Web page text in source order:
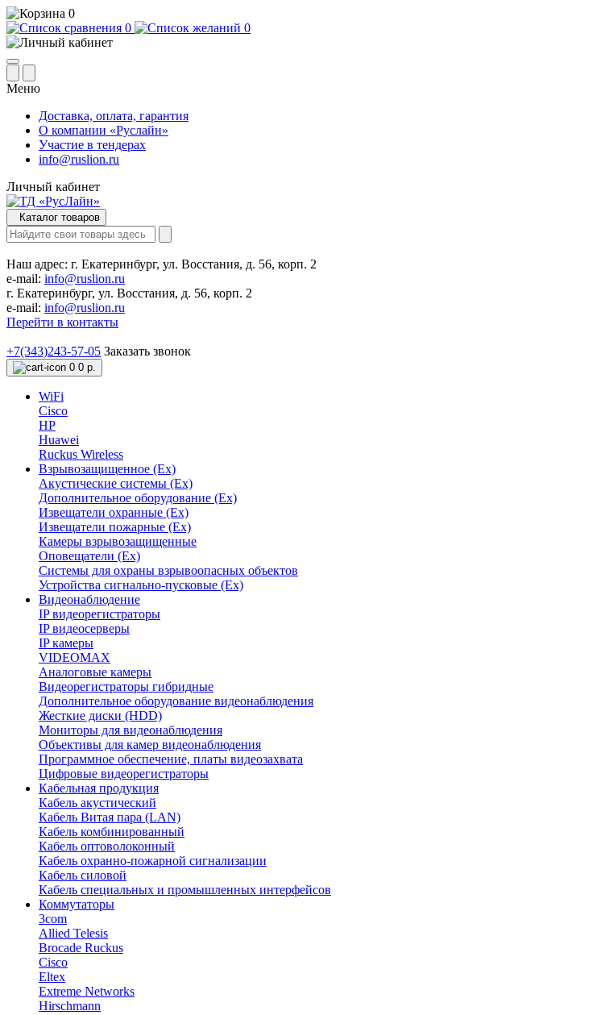
0
0
0
Меню
Доставка, оплата, гарантия
О компании «Руслайн»
Участие в тендерах
info@ruslion.ru
Личный кабинет
Каталог товаров
Наш адрес: г. Екатеринбург, ул. Восстания, д. 56, корп. 2
e-mail: info@ruslion.ru
г. Екатеринбург, ул. Восстания, д. 56, корп. 2
e-mail: info@ruslion.ru
Перейти в контакты
+7(343)243-57-05 Заказать звонок
0 0 р.
WiFi
Cisco
HP
Huawei
Ruckus Wireless
Взрывозащищенное (Ex)
Акустические системы (Ex)
Дополнительное оборудование (Ex)
Извещатели охранные (Ex)
Извещатели пожарные (Ex)
Камеры взрывозащищенные
Оповещатели (Ex)
Системы для охраны взрывоопасных объектов
Устройства сигнально-пусковые (Ex)
Видеонаблюдение
IP видеорегистраторы
IP видеосерверы
IP камеры
VIDEOMAX
Аналоговые камеры
Видеорегистраторы гибридные
Дополнительное оборудование видеонаблюдения
Жесткие диски (HDD)
Мониторы для видеонаблюдения
Объективы для камер видеонаблюдения
Программное обеспечение, платы видеозахвата
Цифровые видеорегистраторы
Кабельная продукция
Кабель акустический
Кабель Витая пара (LAN)
Кабель комбинированный
Кабель оптоволоконный
Кабель охранно-пожарной сигнализации
Кабель силовой
Кабель специальных и промышленных интерфейсов
Коммутаторы
3com
Allied Telesis
Brocade Ruckus
Cisco
Eltex
Extreme Networks
Hirschmann